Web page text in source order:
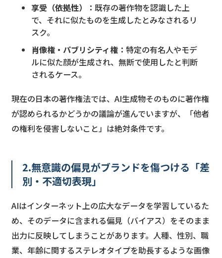
享受（依拠性）：既存の著作物を認識した上
で、それに似たものを生成したとみなされるリ
スク。
肖像権・パブリシティ権：特定の有名人やモデ
ルに似た顔が生成され、無断で使用したと判断
されるケース。
現在の日本の著作権法では、AI生成物そのものに著作権
が認められるかどうかの議論が進んでいますが、「他者
の権利を侵害しないこと」は絶対条件です。
2.無意識の偏見がブランドを傷つける「差
別・不適切表現」
AIはインターネット上の広大なデータを学習しているた
め、そのデータに含まれる偏見（バイアス）をそのまま
出力に反映してしまうことがあります。人種、性別、職
業、年齢に関するステレオタイプを助長するような画像